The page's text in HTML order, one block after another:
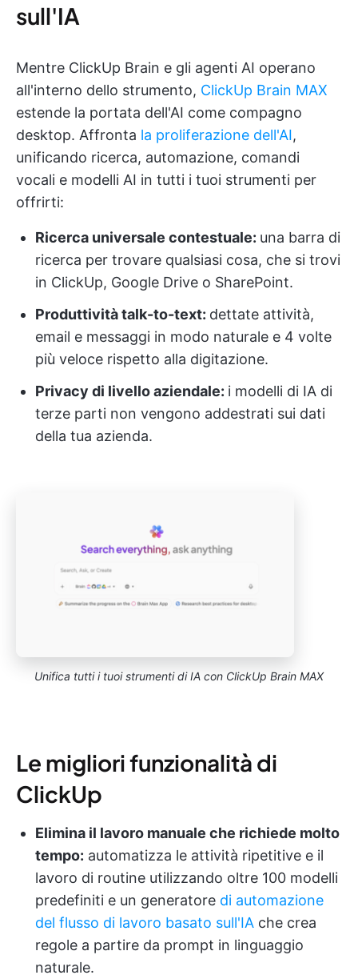
sull'IA
Mentre ClickUp Brain e gli agenti AI operano
all'interno dello strumento, ClickUp Brain MAX
estende la portata dell'AI come compagno
desktop. Affronta la proliferazione dell'AI,
unificando ricerca, automazione, comandi
vocali e modelli AI in tutti i tuoi strumenti per
offrirti:
Ricerca universale contestuale: una barra di
ricerca per trovare qualsiasi cosa, che si trovi
in ClickUp, Google Drive o SharePoint.
Produttività talk-to-text: dettate attività,
email e messaggi in modo naturale e 4 volte
più veloce rispetto alla digitazione.
Privacy di livello aziendale: i modelli di IA di
terze parti non vengono addestrati sui dati
della tua azienda.
Unifica tutti i tuoi strumenti di IA con ClickUp Brain MAX
Le migliori funzionalità di
ClickUp
Elimina il lavoro manuale che richiede molto
tempo: automatizza le attività ripetitive e il
lavoro di routine utilizzando oltre 100 modelli
predefiniti e un generatore di automazione
del flusso di lavoro basato sull'IA che crea
regole a partire da prompt in linguaggio
naturale.